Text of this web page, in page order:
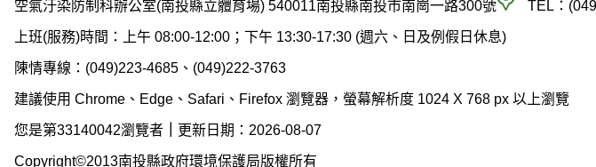
政
環
空氣汙染防制科辦公室(南投縣立體育場) 540011南投縣南投市南崗一路300號
氣
染
TEL：
上班(服務)時間：上午 08:00-12:00；下午 13:30-17:30 (週六、日及例假日休息)
陳情專線：(049)223-4685、(049)222-3763
建議使用 Chrome、Edge、Safari、Firefox 瀏覽器，螢幕解析度 1024 X 768 px 以上瀏覽
您是第33140042瀏覽者 更新日期：2026-08-07
Copyright©2013南投縣政府環境保護局版權所有